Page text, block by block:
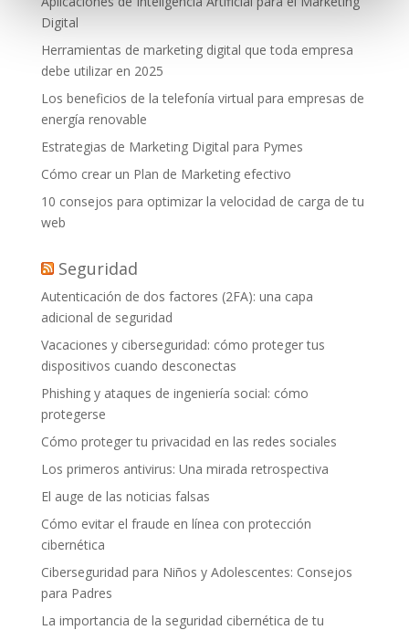
Digital
Herramientas de marketing digital que toda empresa
debe utilizar en 2025
Los beneficios de la telefonía virtual para empresas de
energía renovable
Estrategias de Marketing Digital para Pymes
Cómo crear un Plan de Marketing efectivo
10 consejos para optimizar la velocidad de carga de tu
web
Seguridad
Autenticación de dos factores (2FA): una capa
adicional de seguridad
Vacaciones y ciberseguridad: cómo proteger tus
dispositivos cuando desconectas
Phishing y ataques de ingeniería social: cómo
protegerse
Cómo proteger tu privacidad en las redes sociales
Los primeros antivirus: Una mirada retrospectiva
El auge de las noticias falsas
Cómo evitar el fraude en línea con protección
cibernética
Ciberseguridad para Niños y Adolescentes: Consejos
para Padres
La importancia de la seguridad cibernética de tu